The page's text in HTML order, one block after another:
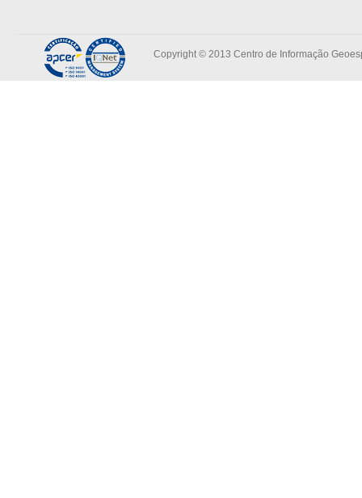
Copyright © 2013 Centro de Informação